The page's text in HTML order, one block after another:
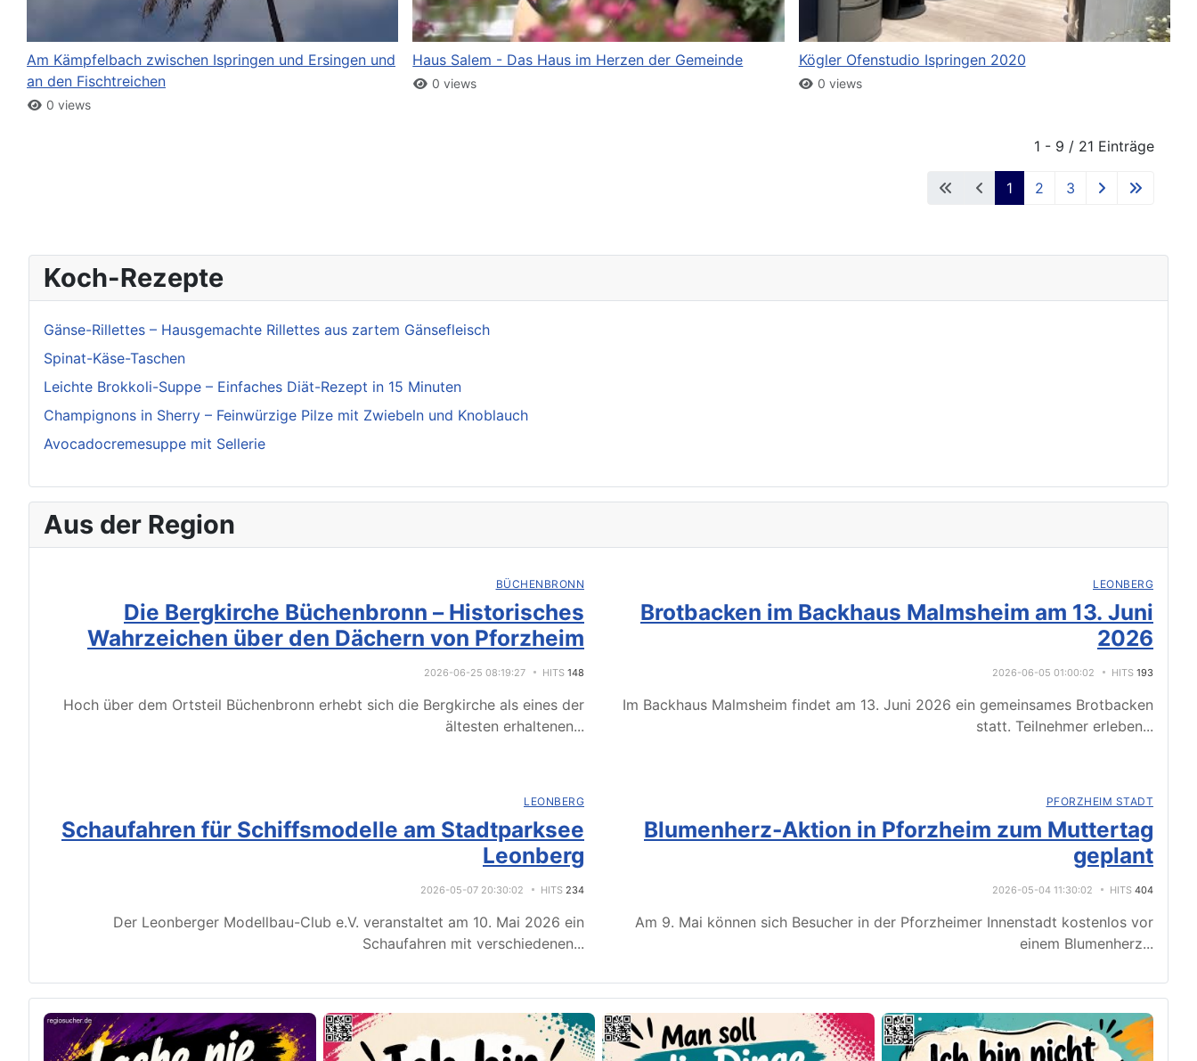
Am Kämpfelbach zwischen Ispringen und Ersingen und
an den Fischtreichen
0 views
Haus Salem - Das Haus im Herzen der Gemeinde
0 views
Kögler Ofenstudio Ispringen 2020
0 views
1 - 9 / 21 Einträge
1 2 3
Koch-Rezepte
Gänse-Rillettes – Hausgemachte Rillettes aus zartem Gänsefleisch
Spinat-Käse-Taschen
Leichte Brokkoli-Suppe – Einfaches Diät-Rezept in 15 Minuten
Champignons in Sherry – Feinwürzige Pilze mit Zwiebeln und Knoblauch
Avocadocremesuppe mit Sellerie
Aus der Region
BÜCHENBRONN
Die Bergkirche Büchenbronn – Historisches
Wahrzeichen über den Dächern von Pforzheim
2026-06-25 08:19:27 HITS 148
Hoch über dem Ortsteil Büchenbronn erhebt sich die Bergkirche als eines der
ältesten erhaltenen...
LEONBERG
Brotbacken im Backhaus Malmsheim am 13. Juni
2026
2026-06-05 01:00:02 HITS 193
Im Backhaus Malmsheim findet am 13. Juni 2026 ein gemeinsames Brotbacken
statt. Teilnehmer erleben...
LEONBERG
Schaufahren für Schiffsmodelle am Stadtparksee
Leonberg
2026-05-07 20:30:02 HITS 234
Der Leonberger Modellbau-Club e.V. veranstaltet am 10. Mai 2026 ein
Schaufahren mit verschiedenen...
PFORZHEIM STADT
Blumenherz-Aktion in Pforzheim zum Muttertag
geplant
2026-05-04 11:30:02 HITS 404
Am 9. Mai können sich Besucher in der Pforzheimer Innenstadt kostenlos vor
einem Blumenherz...